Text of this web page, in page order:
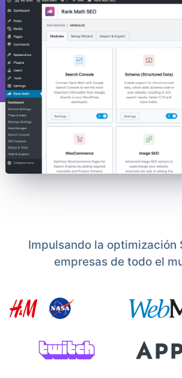
Impulsando la optimización
empresas de todo el